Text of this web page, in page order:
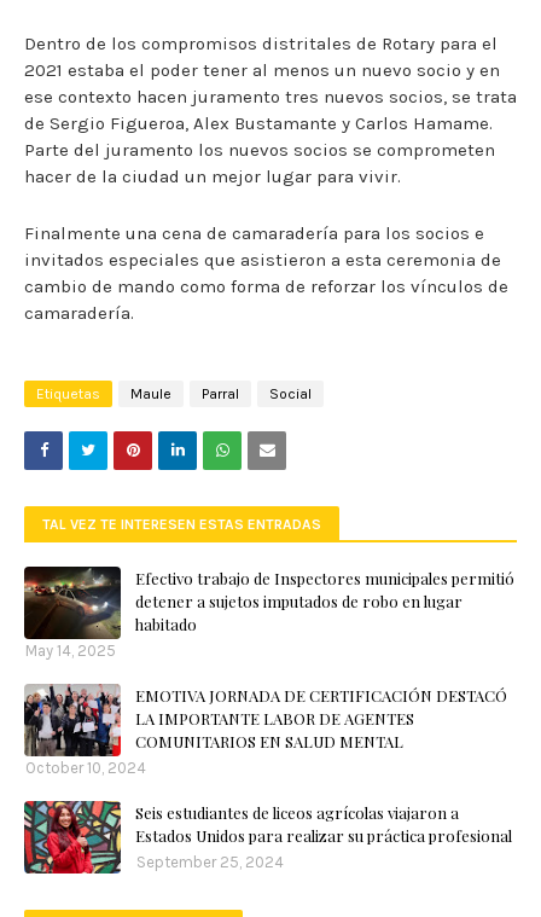
Dentro de los compromisos distritales de Rotary para el
2021 estaba el poder tener al menos un nuevo socio y en
ese contexto hacen juramento tres nuevos socios, se trata
de Sergio Figueroa, Alex Bustamante y Carlos Hamame.
Parte del juramento los nuevos socios se comprometen
hacer de la ciudad un mejor lugar para vivir.
Finalmente una cena de camaradería para los socios e
invitados especiales que asistieron a esta ceremonia de
cambio de mando como forma de reforzar los vínculos de
camaradería.
Etiquetas Maule Parral Social
TAL VEZ TE INTERESEN ESTAS ENTRADAS
Efectivo trabajo de Inspectores municipales permitió
detener a sujetos imputados de robo en lugar
habitado
May 14, 2025
EMOTIVA JORNADA DE CERTIFICACIÓN DESTACÓ
LA IMPORTANTE LABOR DE AGENTES
COMUNITARIOS EN SALUD MENTAL
October 10, 2024
Seis estudiantes de liceos agrícolas viajaron a
Estados Unidos para realizar su práctica profesional
September 25, 2024